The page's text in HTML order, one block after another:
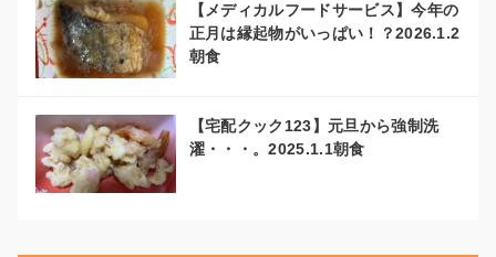
【メディカルフードサービス】今年の
正月は縁起物がいっぱい！？2026.1.2
朝食
【宅配クック123】元旦から強制洗
濯・・・。2025.1.1朝食